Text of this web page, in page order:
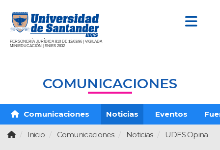
PERSONERÍA JURÍDICA 810 DE 12/03/96 | VIGILADA
MINIEDUCACIÓN | SNIES 2832
COMUNICACIONES
Comunicaciones Noticias Eventos
Inicio Comunicaciones Noticias UDES Opina